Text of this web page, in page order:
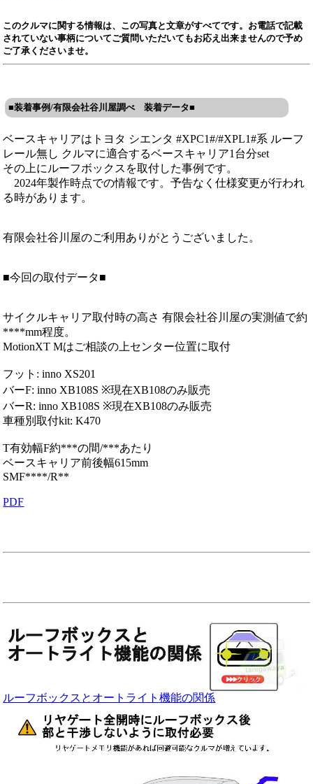
このクルマに関する情報は、この写真と文章がすべてです。お電話で記載
されていない事柄についてご質問いただいてもお応え出来ませんので予め
ご了承くださいませ。
■装着事例/有限会社谷川屋調べ 装着データ■
ベースキャリアはトヨタ シエンタ #XPC1#/#XPL1#系 ルーフ
レール無し クルマに適合するベースキャリア1台分set
その上にルーフボックスを取付した事例です。
2024年製作時点での情報です。予告なく仕様変更が行われ
る時があります。
有限会社谷川屋のご利用ありがとうございました。
■今回の取付データ■
サイクルキャリア取付時の高さ 有限会社谷川屋の実測値で約
****mm程度。
MotionXT Mはご相談の上センター位置に取付
フット: inno XS201
バーF: inno XB108S ※現在XB108のみ販売
バーR: inno XB108S ※現在XB108のみ販売
車種別取付kit: K470
T有効幅F約***の間/***あたり
ベースキャリア前後幅615mm
SMF****/R**
PDF
ルーフボックスとオートライト機能の関係